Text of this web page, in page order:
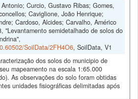
Curcio, Gustavo Ribas; Gomes,
Caviglione, João Henrique;
Cardoso, Alcides; Carvalho, Américo
"Levantamento semidetalhado de solos do
SoilData/2FH4O6, SoilData, V1
dos solos do municipio de
mapeamento na escala 1:65.000
As observações do solo foram obtidas
unidades fisiográficas delimitadas após